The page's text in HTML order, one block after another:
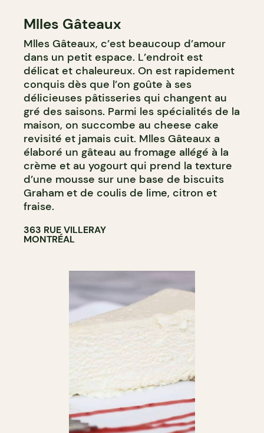
Mlles Gâteaux
Mlles Gâteaux, c’est beaucoup d’amour
dans un petit espace. L’endroit est
délicat et chaleureux. On est rapidement
conquis dès que l’on goûte à ses
délicieuses pâtisseries qui changent au
gré des saisons. Parmi les spécialités de la
maison, on succombe au cheese cake
revisité et jamais cuit. Mlles Gâteaux a
élaboré un gâteau au fromage allégé à la
crème et au yogourt qui prend la texture
d’une mousse sur une base de biscuits
Graham et de coulis de lime, citron et
fraise.
363 RUE VILLERAY
MONTRÉAL